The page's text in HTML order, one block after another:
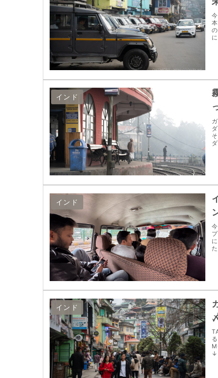
インド
インド
インド
↓